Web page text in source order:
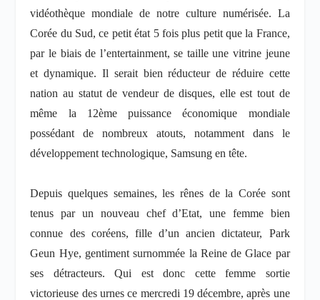
vidéothèque mondiale de notre culture numérisée. La
Corée du Sud, ce petit état 5 fois plus petit que la France,
par le biais de l’entertainment, se taille une vitrine jeune
et dynamique. Il serait bien réducteur de réduire cette
nation au statut de vendeur de disques, elle est tout de
même la 12ème puissance économique mondiale
possédant de nombreux atouts, notamment dans le
développement technologique, Samsung en tête.
Depuis quelques semaines, les rênes de la Corée sont
tenus par un nouveau chef d’Etat, une femme bien
connue des coréens, fille d’un ancien dictateur, Park
Geun Hye, gentiment surnommée la Reine de Glace par
ses détracteurs. Qui est donc cette femme sortie
victorieuse des urnes ce mercredi 19 décembre, après une